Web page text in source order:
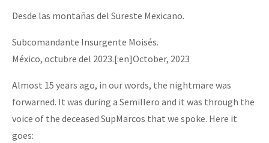
Desde las montañas del Sureste Mexicano.
Subcomandante Insurgente Moisés.
México, octubre del 2023.[:en]October, 2023
Almost 15 years ago, in our words, the nightmare was
forwarned. It was during a Semillero and it was through the
voice of the deceased SupMarcos that we spoke. Here it
goes: